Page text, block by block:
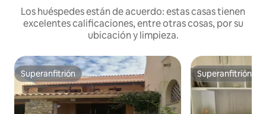
Los huéspedes están de acuerdo: estas casas tienen
excelentes calificaciones, entre otras cosas, por su
ubicación y limpieza.
Superanfitrión
Superanfitrión Superanfitrión
Superanfitrión